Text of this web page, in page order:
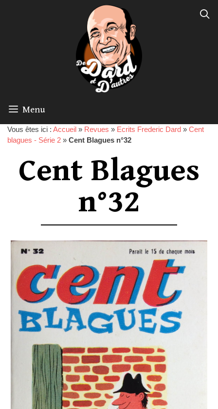
Menu
Vous êtes ici : Accueil » Revues » Ecrits Frederic Dard » Cent
blagues - Série 2 » Cent Blagues n°32
Cent Blagues
n°32